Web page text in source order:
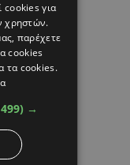
cookies για
χρηστών.
παρέχετε
cookies
τα cookies.
→